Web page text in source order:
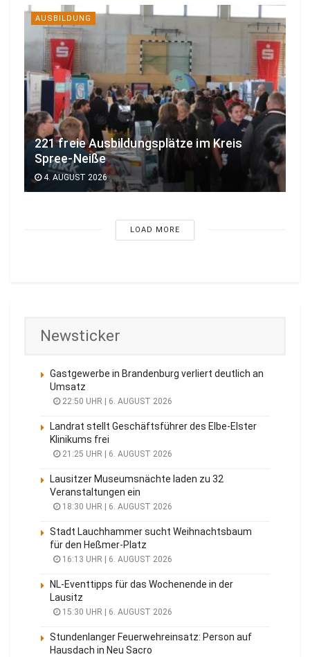
AUSBILDUNG
221 freie Ausbildungsplätze im Kreis
Spree-Neiße
4. AUGUST 2026
LOAD MORE
Newsticker
Gastgewerbe in Brandenburg verliert deutlich an
Umsatz
22:50 UHR | 6. AUGUST 2026
Landrat stellt Geschäftsführer des Elbe-Elster
Klinikums frei
21:25 UHR | 6. AUGUST 2026
Lausitzer Museumsnächte laden zu 32
Veranstaltungen ein
18:30 UHR | 6. AUGUST 2026
Stadt Lauchhammer sucht Weihnachtsbaum
für den Heßmer-Platz
16:13 UHR | 6. AUGUST 2026
NL-Eventtipps für das Wochenende in der
Lausitz
15:30 UHR | 6. AUGUST 2026
Stundenlanger Feuerwehreinsatz: Person auf
Hausdach in Neu Sacro